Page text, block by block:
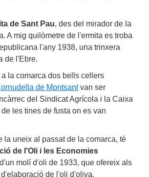
de Sant Pau, des del mirador de la
A mig quilòmetre de l'ermita es troba
l'any 1938, una trinxera
de l'Ebre.
la comarca dos bells cellers
de Montsantvan ser
del Sindicat Agrícola i la Caixa
les tines de fusta on es van
la uneix al passat de la comarca, té
de l'Oli i les Economies
molí d'oli de 1933, que ofereix als
de l'oli d'oliva.